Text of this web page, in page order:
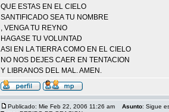
QUE ESTAS EN EL CIELO
SANTIFICADO SEA TU NOMBRE
, VENGA TU REYNO
HAGASE TU VOLUNTAD
ASI EN LA TIERRA COMO EN EL CIELO
NO NOS DEJES CAER EN TENTACION
Y LIBRANOS DEL MAL. AMEN.
Publicado: Mie Feb 22, 2006 11:26 am Asunto: Sigue